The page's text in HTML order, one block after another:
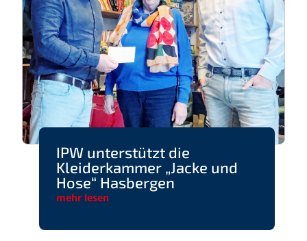
IPW unterstützt die
Kleiderkammer „Jacke und
Hose“ Hasbergen
mehr lesen